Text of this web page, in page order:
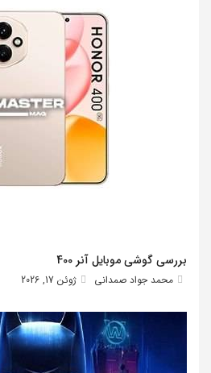
بررسی گوشی موبایل آنر 400
محمد جواد صمدانی ژوئن 17, 2026